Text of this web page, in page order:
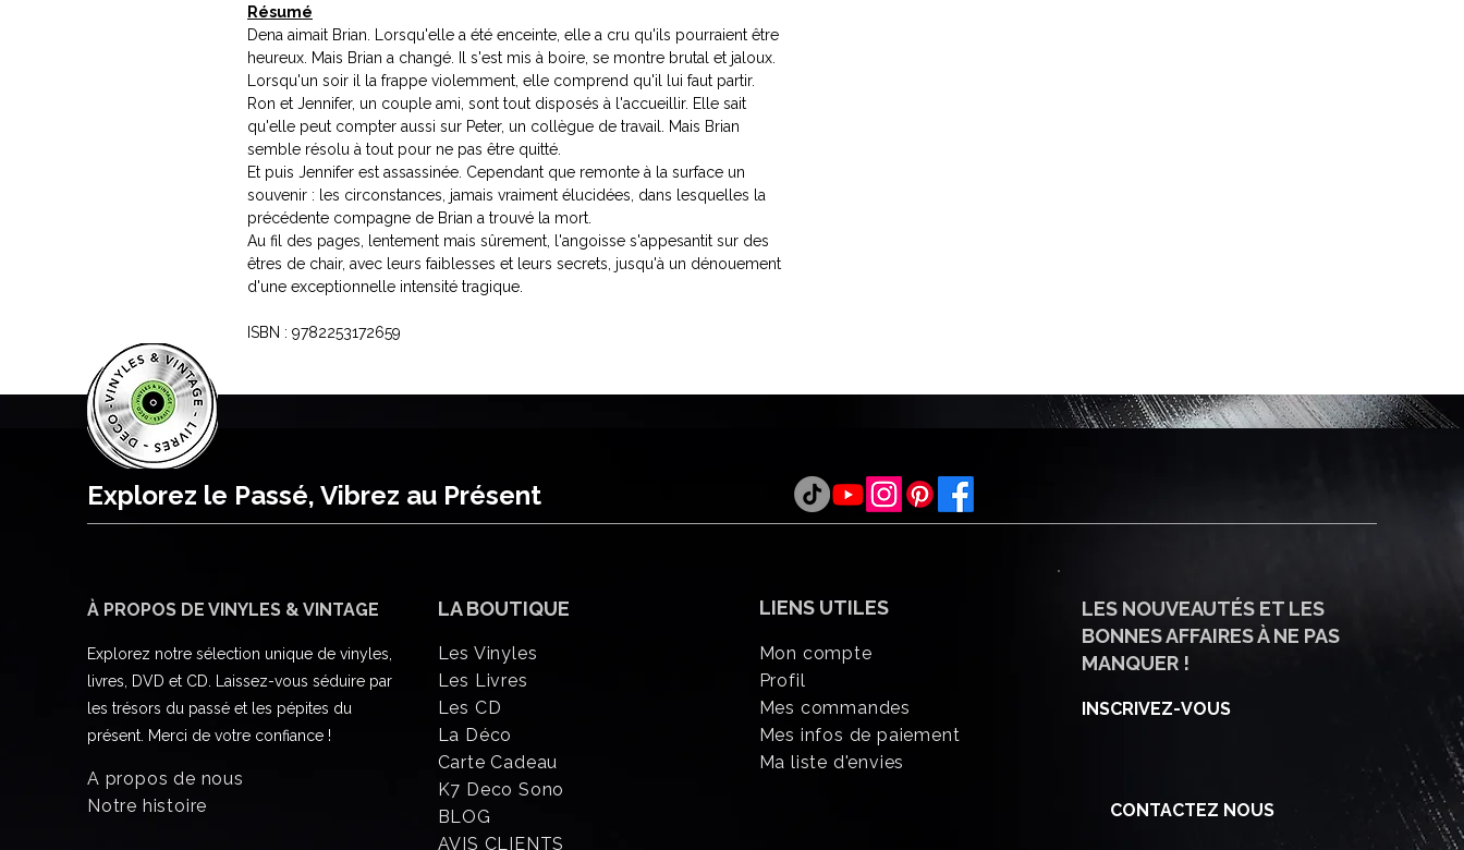
Résumé
Dena aimait Brian. Lorsqu'elle a été enceinte, elle a cru qu'ils pourraient être
heureux. Mais Brian a changé. Il s'est mis à boire, se montre brutal et jaloux.
Lorsqu'un soir il la frappe violemment, elle comprend qu'il lui faut partir.
Ron et Jennifer, un couple ami, sont tout disposés à l'accueillir. Elle sait
qu'elle peut compter aussi sur Peter, un collègue de travail. Mais Brian
semble résolu à tout pour ne pas être quitté.
Et puis Jennifer est assassinée. Cependant que remonte à la surface un
souvenir : les circonstances, jamais vraiment élucidées, dans lesquelles la
précédente compagne de Brian a trouvé la mort.
Au fil des pages, lentement mais sûrement, l'angoisse s'appesantit sur des
êtres de chair, avec leurs faiblesses et leurs secrets, jusqu'à un dénouement
d'une exceptionnelle intensité tragique.
ISBN : 9782253172659
Explorez le Passé, Vibrez au Présent
À PROPOS DE VINYLES & VINTAGE
Explorez notre sélection unique de vinyles,
livres, DVD et CD. Laissez-vous séduire par
les trésors du passé et les pépites du
présent. Merci de votre confiance !
A propos de nous
Notre histoire
LA BOUTIQUE
Les Vinyles
Les Livres
Les CD
La Déco
Carte Cadeau
K7 Deco Sono
BLOG
AVIS CLIENTS
LIENS UTILES
Mon compte
Profil
Mes commandes
Mes infos de paiement
Ma liste d'envies
LES NOUVEAUTÉS ET LES
BONNES AFFAIRES À NE PAS
MANQUER !
INSCRIVEZ-VOUS
CONTACTEZ NOUS